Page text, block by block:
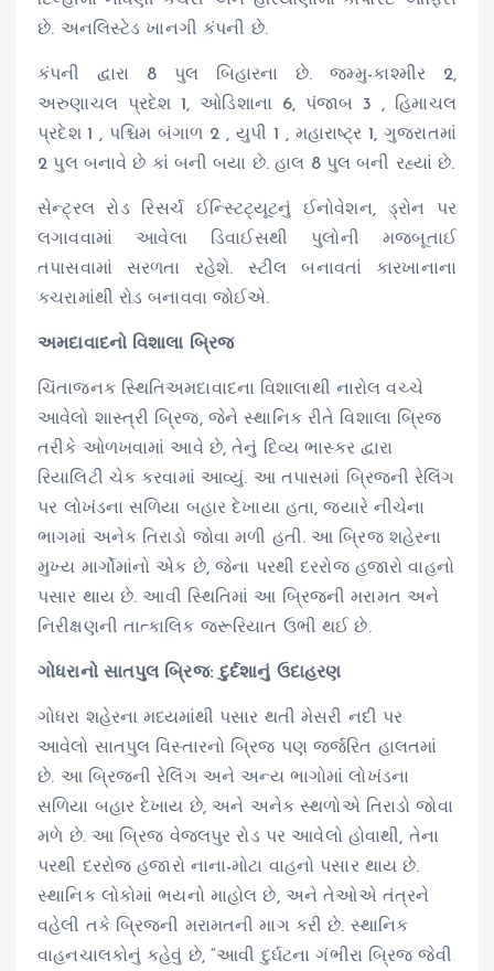
છે. અનલિસ્ટેડ ખાનગી કંપની છે.
કંપની દ્વારા 8 પુલ બિહારના છે. જમ્મુ-કાશ્મીર 2,
અરુણાચલ પ્રદેશ 1, ઓડિશાના 6, પંજાબ 3 , હિમાચલ
પ્રદેશ 1 , પશ્ચિમ બંગાળ 2 , યુપી 1 , મહારાષ્ટ્ર 1, ગુજરાતમાં
2 પુલ બનાવે છે કાં બની બયા છે. હાલ 8 પુલ બની રહ્યાં છે.
સેન્ટ્રલ રોડ રિસર્ચ ઈન્સ્ટિટ્યૂટનું ઈનોવેશન, ડ્રોન પર
લગાવવામાં આવેલા ડિવાઈસથી પુલોની મજબૂતાઈ
તપાસવામાં સરળતા રહેશે. સ્ટીલ બનાવતાં કારખાનાના
કચરામાંથી રોડ બનાવવા જોઈએ.
અમદાવાદનો વિશાલા બ્રિજ
ચિંતાજનક સ્થિતિઅમદાવાદના વિશાલાથી નારોલ વચ્ચે
આવેલો શાસ્ત્રી બ્રિજ, જેને સ્થાનિક રીતે વિશાલા બ્રિજ
તરીકે ઓળખવામાં આવે છે, તેનું દિવ્ય ભાસ્કર દ્વારા
રિયાલિટી ચેક કરવામાં આવ્યું. આ તપાસમાં બ્રિજની રેલિંગ
પર લોખંડના સળિયા બહાર દેખાયા હતા, જ્યારે નીચેના
ભાગમાં અનેક તિરાડો જોવા મળી હતી. આ બ્રિજ શહેરના
મુખ્ય માર્ગોમાંનો એક છે, જેના પરથી દરરોજ હજારો વાહનો
પસાર થાય છે. આવી સ્થિતિમાં આ બ્રિજની મરામત અને
નિરીક્ષણની તાત્કાલિક જરૂરિયાત ઉભી થઈ છે.
ગોધરાનો સાતપુલ બ્રિજ: દુર્દશાનું ઉદાહરણ
ગોધરા શહેરના મધ્યમાંથી પસાર થતી મેસરી નદી પર
આવેલો સાતપુલ વિસ્તારનો બ્રિજ પણ જર્જરિત હાલતમાં
છે. આ બ્રિજની રેલિંગ અને અન્ય ભાગોમાં લોખંડના
સળિયા બહાર દેખાય છે, અને અનેક સ્થળોએ તિરાડો જોવા
મળે છે. આ બ્રિજ વેજલપુર રોડ પર આવેલો હોવાથી, તેના
પરથી દરરોજ હજારો નાના-મોટા વાહનો પસાર થાય છે.
સ્થાનિક લોકોમાં ભયનો માહોલ છે, અને તેઓએ તંત્રને
વહેલી તકે બ્રિજની મરામતની માગ કરી છે. સ્થાનિક
વાહનચાલકોનું કહેવું છે, “આવી દુર્ઘટના ગંભીરા બ્રિજ જેવી